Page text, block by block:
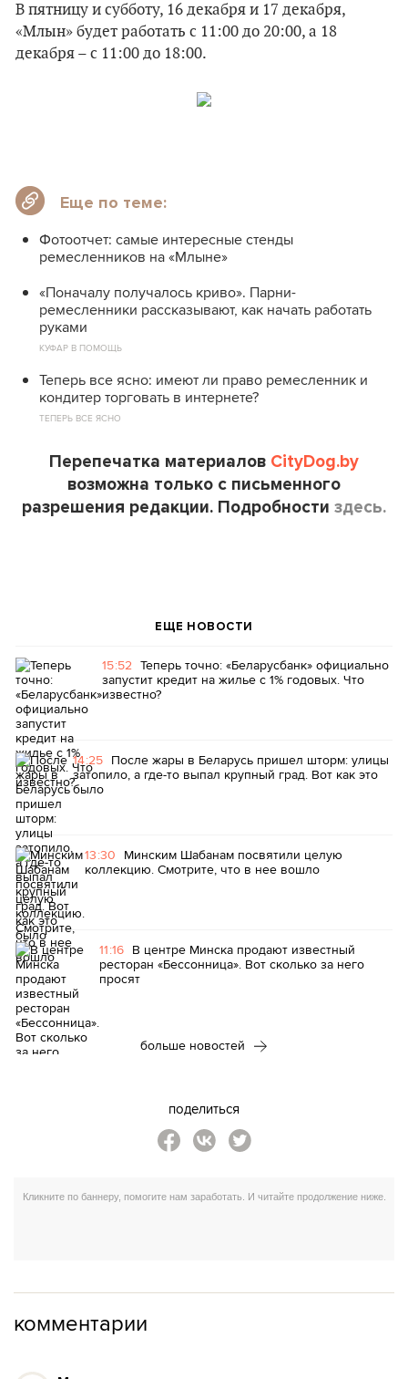
В пятницу и субботу, 16 декабря и 17 декабря,
«Млын» будет работать с 11:00 до 20:00, а 18
декабря – с 11:00 до 18:00.
Еще по теме:
Фотоотчет: самые интересные стенды
ремесленников на «Млыне»
«Поначалу получалось криво». Парни-
ремесленники рассказывают, как начать работать
руками
КУФАР В ПОМОЩЬ
Теперь все ясно: имеют ли право ремесленник и
кондитер торговать в интернете?
ТЕПЕРЬ ВСЕ ЯСНО
Перепечатка материалов CityDog.by
возможна только с письменного
разрешения редакции. Подробности здесь.
ЕЩЕ НОВОСТИ
15:52 Теперь точно: «Беларусбанк» официально
запустит кредит на жилье с 1% годовых. Что
известно?
14:25 После жары в Беларусь пришел шторм: улицы
затопило, а где-то выпал крупный град. Вот как это
было
13:30 Минским Шабанам посвятили целую
коллекцию. Смотрите, что в нее вошло
11:16 В центре Минска продают известный
ресторан «Бессонница». Вот сколько за него
просят
больше новостей
поделиться
комментарии